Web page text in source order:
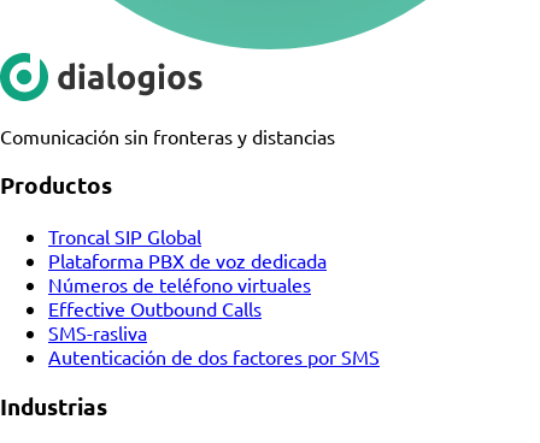
Comunicación sin fronteras y distancias
Productos
Troncal SIP Global
Plataforma PBX de voz dedicada
Números de teléfono virtuales
Effective Outbound Calls
SMS-rasliva
Autenticación de dos factores por SMS
Industrias